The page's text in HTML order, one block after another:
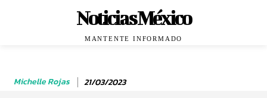
Noticias México
MANTENTE INFORMADO
Michelle Rojas 21/03/2023